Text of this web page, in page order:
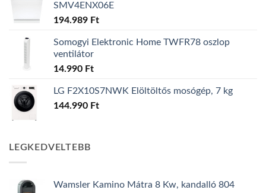
SMV4ENX06E
194.989 Ft
Somogyi Elektronic Home TWFR78 oszlop
ventilátor
14.990 Ft
LG F2X10S7NWK Elöltöltős mosógép, 7 kg
144.990 Ft
LEGKEDVELTEBB
Wamsler Kamino Mátra 8 Kw, kandalló 804